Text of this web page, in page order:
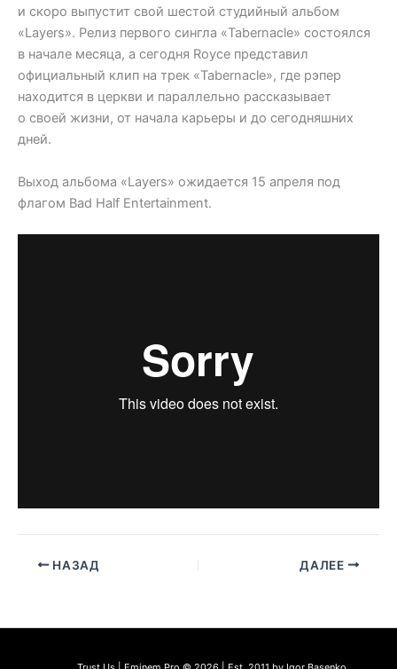
и скоро выпустит свой шестой студийный альбом
«Layers». Релиз первого сингла «Tabernacle» состоялся
в начале месяца, а сегодня Royce представил
официальный клип на трек «Tabernacle», где рэпер
находится в церкви и параллельно рассказывает
о своей жизни, от начала карьеры и до сегодняшних
дней.
Выход альбома «Layers» ожидается 15 апреля под
флагом Bad Half Entertainment.
НАЗАД ДАЛЕЕ